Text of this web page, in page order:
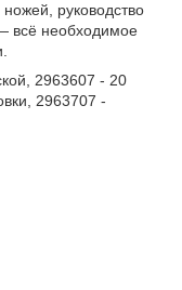
руководство
всё необходимое
2963607 - 20
2963707 -